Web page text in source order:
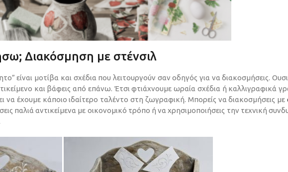
Διακόσμηση με στένσιλ
είναι μοτίβα και σχέδια που λειτουργούν σαν οδηγός για να διακοσμήσεις.
και βάφεις από επάνω. Έτσι φτιάχνουμε ωραία σχέδια ή καλλιγραφικά
να έχουμε κάποιο ιδαίτερο ταλέντο στη ζωγραφική. Μπορείς να διακοσμήσεις με
παλιά αντικείμενα με οικονομικό τρόπο ή να χρησιμοποιήσεις την τεχνική